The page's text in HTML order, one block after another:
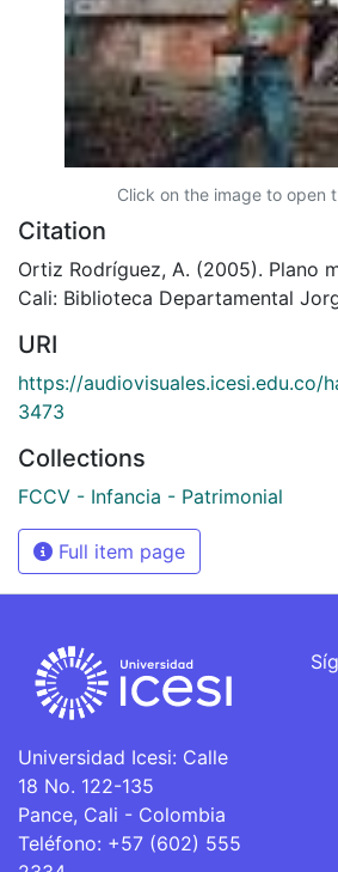
Click on the image to open
Citation
Ortiz Rodríguez, A. (2005). Plano
Cali: Biblioteca Departamental
URI
https://audiovisuales.icesi.edu.co/
3473
Collections
FCCV - Infancia - Patrimonial
Full item page
Universidad Icesi: Calle
18 No. 122-135
Pance, Cali - Colombia
Teléfono: +57 (602) 555